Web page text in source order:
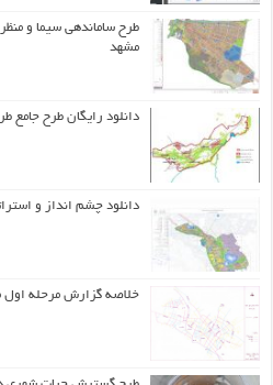
طرح ساماندهی سیما و
مشهد
دانلود رایگان طرح جامع
دانلود چشم انداز و
خلاصه گزارش مرحله اول